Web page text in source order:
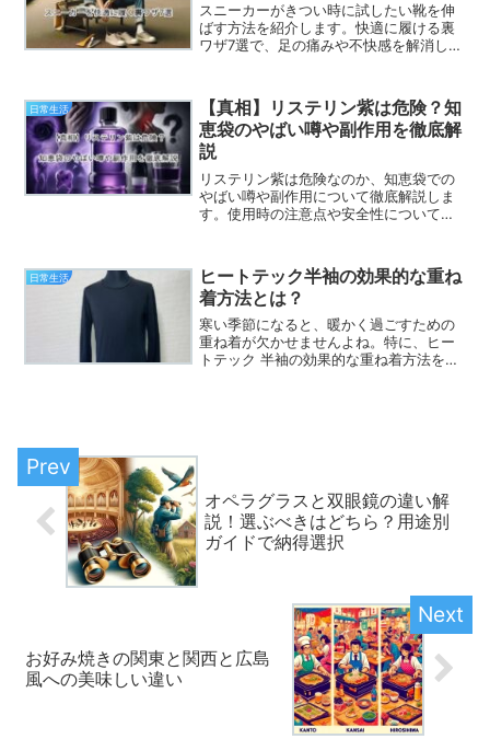
スニーカーがきつい時に試したい靴を伸
ばす方法を紹介します。快適に履ける裏
ワザ7選で、足の痛みや不快感を解消しま
試してみてください。
日常生活
【真相】リステリン紫は危険？知
恵袋のやばい噂や副作用を徹底解
説
リステリン紫は危険なのか、知恵袋での
やばい噂や副作用について徹底解説しま
す。使用時の注意点や安全性について詳
日常生活
ヒートテック半袖の効果的な重ね
着方法とは？
寒い季節になると、暖かく過ごすための
重ね着が欠かせませんよね。特に、ヒー
トテック 半袖の効果的な重ね着方法を知
オペラグラスと双眼鏡の違い解
説！選ぶべきはどちら？用途別
ガイドで納得選択
お好み焼きの関東と関西と広島
風への美味しい違い